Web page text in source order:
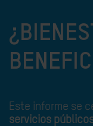
Este informe se
servicios